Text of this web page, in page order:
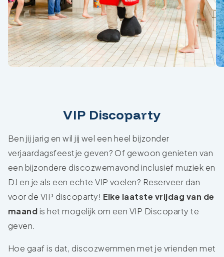
VIP Discoparty
Ben jij jarig en wil jij wel een heel bijzonder
verjaardagsfeestje geven? Of gewoon genieten van
een bijzondere discozwemavond inclusief muziek en
DJ en je als een echte VIP voelen? Reserveer dan
voor de VIP discoparty! Elke laatste vrijdag van de
maand is het mogelijk om een VIP Discoparty te
geven.
Hoe gaaf is dat, discozwemmen met je vrienden met